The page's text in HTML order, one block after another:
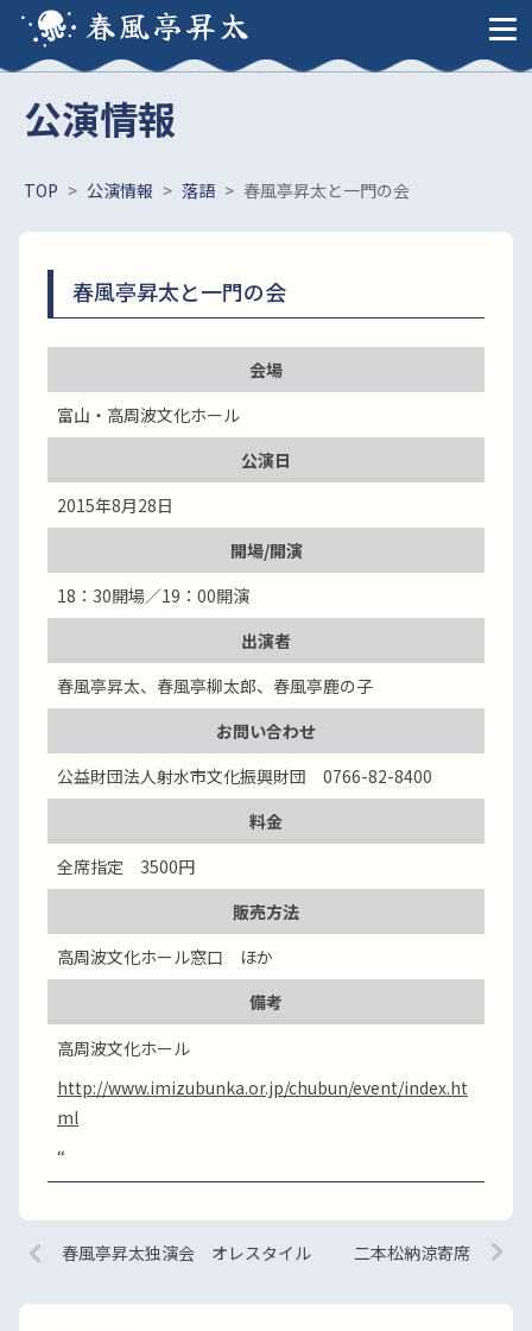
春風亭昇太
公演情報
TOP > 公演情報 > 落語 > 春風亭昇太と一門の会
春風亭昇太と一門の会
会場
富山・高周波文化ホール
公演日
2015年8月28日
開場/開演
18：30開場／19：00開演
出演者
春風亭昇太、春風亭柳太郎、春風亭鹿の子
お問い合わせ
公益財団法人射水市文化振興財団 0766-82-8400
料金
全席指定 3500円
販売方法
高周波文化ホール窓口 ほか
備考
高周波文化ホール
http://www.imizubunka.or.jp/chubun/event/index.ht
ml
“
春風亭昇太独演会 オレスタイル 二本松納涼寄席